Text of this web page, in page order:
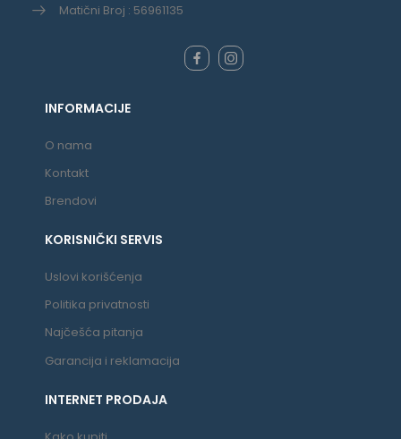
Matični Broj : 56961135
INFORMACIJE
O nama
Kontakt
Brendovi
KORISNIČKI SERVIS
Uslovi korišćenja
Politika privatnosti
Najčešća pitanja
Garancija i reklamacija
INTERNET PRODAJA